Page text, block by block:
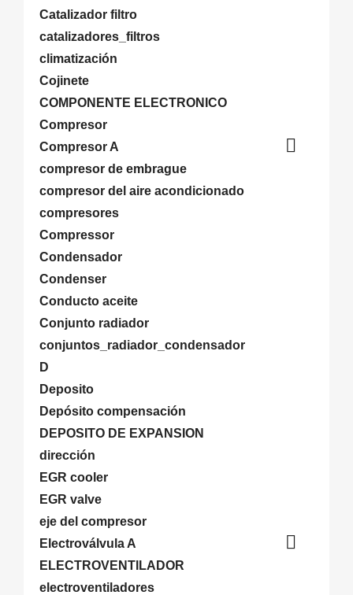
Catalizador filtro
catalizadores_filtros
climatización
Cojinete
COMPONENTE ELECTRONICO
Compresor
Compresor A

compresor de embrague
compresor del aire acondicionado
compresores
Compressor
Condensador
Condenser
Conducto aceite
Conjunto radiador
conjuntos_radiador_condensador
D
Deposito
Depósito compensación
DEPOSITO DE EXPANSION
dirección
EGR cooler
EGR valve
eje del compresor
Electroválvula A

ELECTROVENTILADOR
electroventiladores